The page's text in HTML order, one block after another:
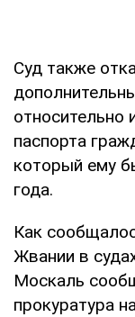
Суд также
относительно
паспорта
который ему
года.
Как
Жвании в
Москаль
прокуратура